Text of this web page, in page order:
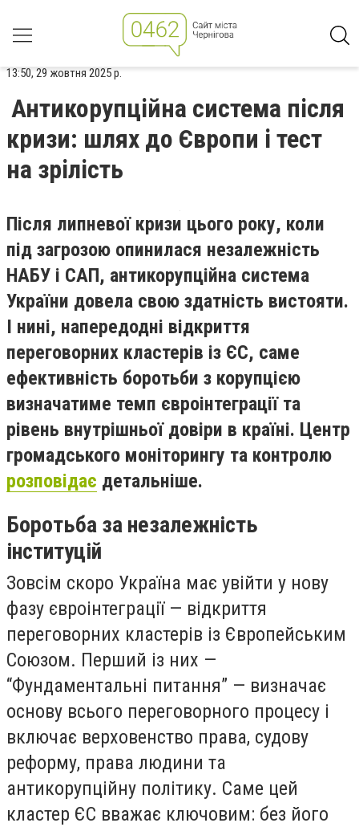
13:50, 29 жовтня 2025 р.
Антикорупційна система після
кризи: шлях до Європи і тест
на зрілість
Після липневої кризи цього року, коли
під загрозою опинилася незалежність
НАБУ і САП, антикорупційна система
України довела свою здатність вистояти.
І нині, напередодні відкриття
переговорних кластерів із ЄС, саме
ефективність боротьби з корупцією
визначатиме темп євроінтеграції та
рівень внутрішньої довіри в країні. Центр
громадського моніторингу та контролю
розповідає детальніше.
Боротьба за незалежність
інституцій
Зовсім скоро Україна має увійти у нову
фазу євроінтеграції — відкриття
переговорних кластерів із Європейським
Союзом. Перший із них —
“Фундаментальні питання” — визначає
основу всього переговорного процесу і
включає верховенство права, судову
реформу, права людини та
антикорупційну політику. Саме цей
кластер ЄС вважає ключовим: без його